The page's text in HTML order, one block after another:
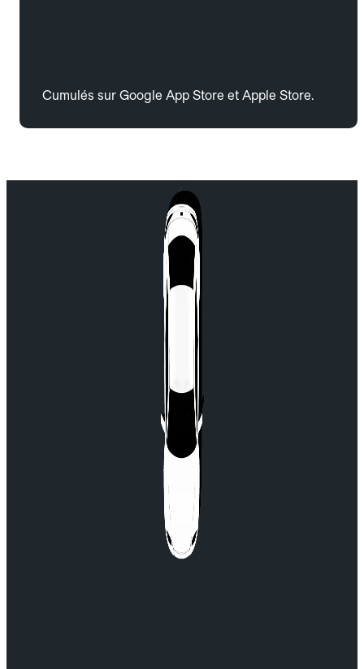
Cumulés sur Google App Store et Apple Store.